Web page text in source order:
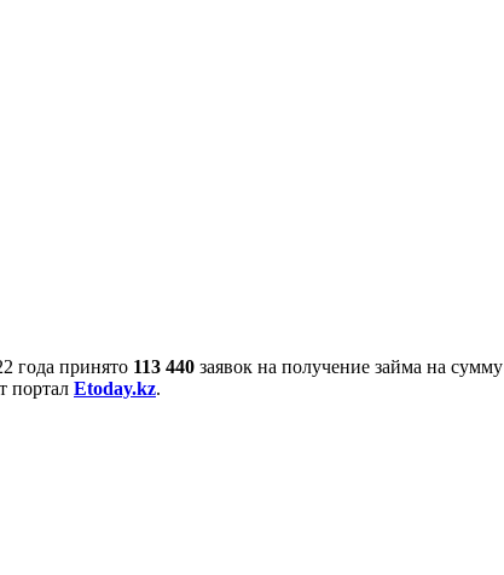
года принято 113 440 заявок на получение займа на сумму
портал Etoday.kz.